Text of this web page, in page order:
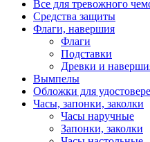
Все для тревожного
Средства защиты
Флаги, навершия
Флаги
Подставки
Древки и
Вымпелы
Обложки для
Часы, запонки, заколки
Часы наручные
Запонки, заколки